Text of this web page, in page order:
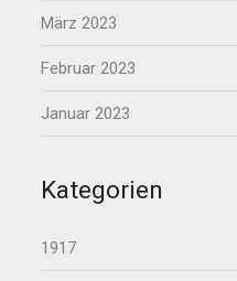
März 2023
Februar 2023
Januar 2023
Kategorien
1917